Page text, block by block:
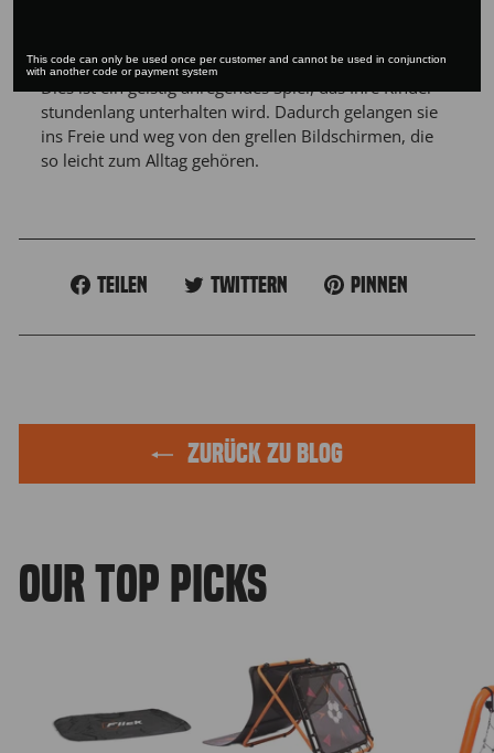
Dies ist ein geistig anregendes Spiel, das Ihre Kinder
stundenlang unterhalten wird. Dadurch gelangen sie
ins Freie und weg von den grellen Bildschirmen, die
so leicht zum Alltag gehören.
Teilen Twittern
Auf
Pinnen
ZURÜCK ZU BLOG
OUR TOP PICKS
This code can only be used once per customer and cannot be used in conjunction
with another code or payment system